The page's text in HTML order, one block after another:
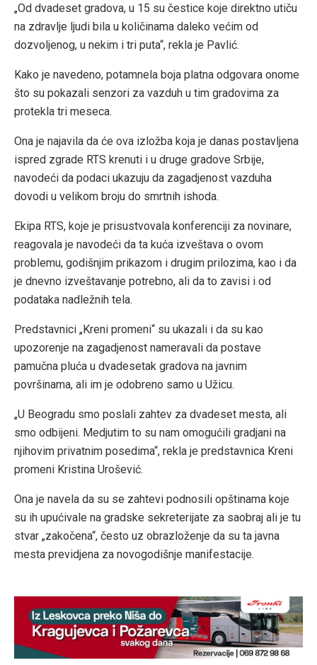
„Od dvadeset gradova, u 15 su čestice koje direktno utiču
na zdravlje ljudi bila u količinama daleko većim od
dozvoljenog, u nekim i tri puta“, rekla je Pavlić.
Kako je navedeno, potamnela boja platna odgovara onome
što su pokazali senzori za vazduh u tim gradovima za
protekla tri meseca.
Ona je najavila da će ova izložba koja je danas postavljena
ispred zgrade RTS krenuti i u druge gradove Srbije,
navodeći da podaci ukazuju da zagadjenost vazduha
dovodi u velikom broju do smrtnih ishoda.
Ekipa RTS, koje je prisustvovala konferenciji za novinare,
reagovala je navodeći da ta kuća izveštava o ovom
problemu, godišnjim prikazom i drugim prilozima, kao i da
je dnevno izveštavanje potrebno, ali da to zavisi i od
podataka nadležnih tela.
Predstavnici „Kreni promeni“ su ukazali i da su kao
upozorenje na zagadjenost nameravali da postave
pamučna pluća u dvadesetak gradova na javnim
površinama, ali im je odobreno samo u Užicu.
„U Beogradu smo poslali zahtev za dvadeset mesta, ali
smo odbijeni. Medjutim to su nam omogućili gradjani na
njihovim privatnim posedima“, rekla je predstavnica Kreni
promeni Kristina Urošević.
Ona je navela da su se zahtevi podnosili opštinama koje
su ih upućivale na gradske sekreterijate za saobraj ali je tu
stvar „zakočena“, često uz obrazloženje da su ta javna
mesta previdjena za novogodišnje manifestacije.